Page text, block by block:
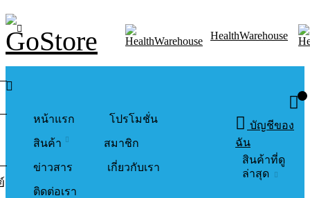
HealthWarehouse
หน้าแรก โปรโมชั่น
สินค้า สมาชิก
ข่าวสาร เกี่ยวกับเรา
ติดต่อเรา
บัญชีของ
ฉัน
สินค้าที่ดู
ล่าสุด